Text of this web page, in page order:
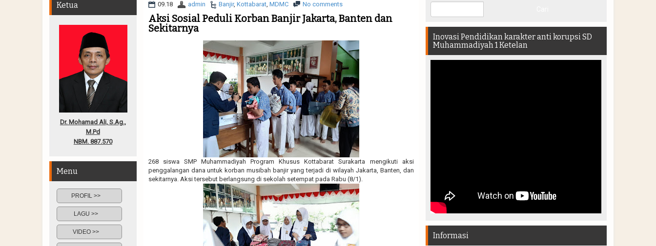
09.18 admin Banjir, Kottabarat, MDMC No comments
Aksi Sosial Peduli Korban Banjir Jakarta, Banten dan
Sekitarnya
268 siswa SMP Muhammadiyah Program Khusus Kottabarat Surakarta mengikuti aksi
penggalangan dana untuk korban musibah banjir yang terjadi di wilayah Jakarta, Banten, dan
sekitarnya. Aksi tersebut berlangsung di sekolah setempat pada Rabu (8/1).
Ketua
Dr. Mohamad Ali, S.Ag.,
M.Pd
NBM. 887.570
Menu
PROFIL >>
LAGU >>
VIDEO >>
Inovasi Pendidikan karakter anti korupsi SD
Muhammadiyah 1 Ketelan
Informasi